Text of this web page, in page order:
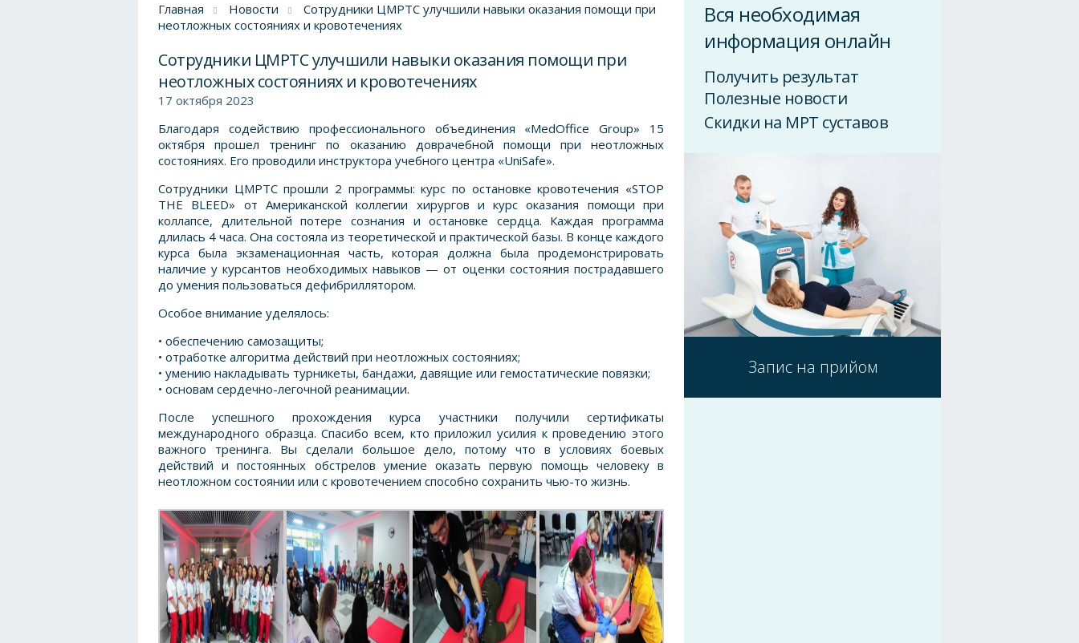
Главная Новости
Сотрудники ЦМРТС улучшили навыки оказания помощи при
неотложных состояниях и кровотечениях
Сотрудники ЦМРТС улучшили навыки оказания помощи при
неотложных состояниях и кровотечениях
17 октября 2023
Благодаря содействию профессионального объединения «MedOffice Group» 15
октября прошел тренинг по оказанию доврачебной помощи при неотложных
состояниях. Его проводили инструктора учебного центра «UniSafe».
Сотрудники ЦМРТСпрошли 2 программы: курс по остановке кровотечения «STOP
THE BLEED» от Американской коллегии хирургов и курс оказания помощи при
коллапсе, длительной потере сознания и остановке сердца. Каждая программа
длилась 4 часа. Она состояла из теоретической и практической базы. В конце каждого
курса была экзаменационная часть, которая должна была продемонстрировать
наличие у курсантов необходимых навыков — от оценки состояния пострадавшего
до умения пользоваться дефибриллятором.
Особое внимание уделялось:
• обеспечению самозащиты;
• отработке алгоритма действий при неотложных состояниях;
• умению накладывать турникеты, бандажи, давящие или гемостатические повязки;
• основам сердечно-легочной реанимации.
После успешного прохождения курса участники получили сертификаты
международного образца. Спасибо всем, кто приложил усилия к проведению этого
важного тренинга. Вы сделали большое дело, потому что в условиях боевых
действий и постоянных обстрелов умение оказать первую помощь человеку в
неотложном состоянии или с кровотечением способно сохранить чью-то жизнь.
Вся необходимая
информация онлайн
Получить результат
Полезные новости
Скидки на МРТ суставов
Запис на прийом